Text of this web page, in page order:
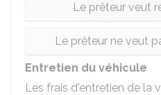
Le prêteur veut
Le prêteur ne veut
Entretien du véhicule
Les frais d'entretien de la